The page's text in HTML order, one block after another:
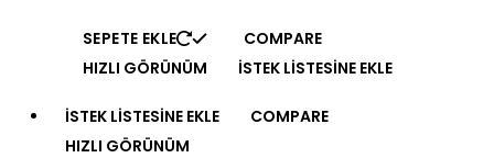
SEPETE EKLE
COMPARE
HIZLI GÖRÜNÜM
İSTEK LISTESINE EKLE
İSTEK LISTESINE EKLE
COMPARE
HIZLI GÖRÜNÜM